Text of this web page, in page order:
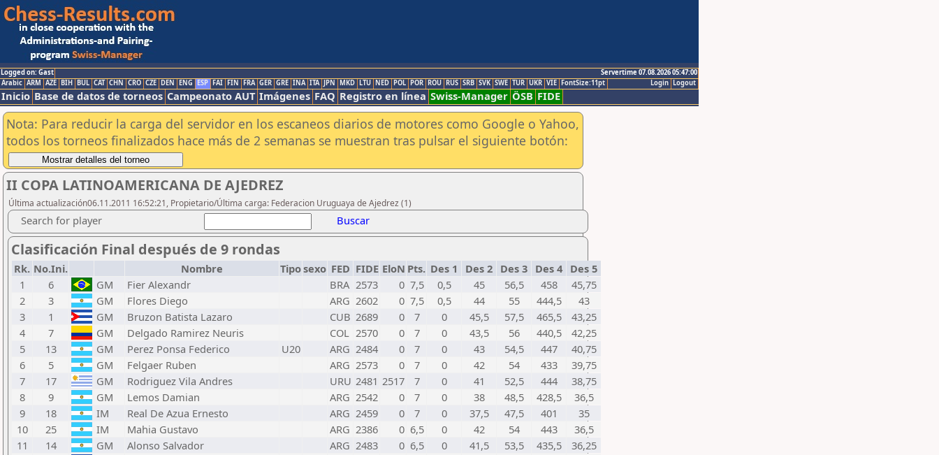
Logged on: Gast
Servertime 07.08.2026 05:47:00
Logout
Login
Arabic ARM AZE BIH BUL CAT CHN CRO CZE DEN ENG ESP FAI FIN FRA GER GRE INA ITA JPN MKD LTU NED POL POR ROU RUS SRB SVK SWE TUR UKR VIE FontSize:11pt
Inicio Base de datos de torneos Campeonato AUT Imágenes FAQ Registro en línea Swiss-Manager ÖSB FIDE
Nota: Para reducir la carga del servidor en los escaneos diarios de motores como Google o Yahoo,
todos los torneos finalizados hace más de 2 semanas se muestran tras pulsar el siguiente botón:
II COPA LATINOAMERICANA DE AJEDREZ
Última actualización06.11.2011 16:52:21, Propietario/Última carga: Federacion Uruguaya de Ajedrez (1)
Search for player Buscar
Clasificación Final después de 9 rondas
Rk. No.Ini. Nombre Tiposexo FED FIDE EloN Pts. Des 1 Des 2 Des 3 Des 4 Des 5
1
6 GM Fier Alexandr BRA 2573 0 7,5 0,5 45 56,5 458
45,75
2
3 GM Flores Diego ARG 2602 0 7,5 0,5 44 55 444,5
43
3
1 GM Bruzon Batista Lazaro CUB 2689 0 7 0 45,5 57,5 465,5
43,25
4
7 GM Delgado Ramirez Neuris COL 2570 0 7 0 43,5 56 440,5
42,25
5
13 GM Perez Ponsa Federico U20 ARG 2484 0 7 0 43 54,5 447
40,75
6
5 GM Felgaer Ruben ARG 2573 0 7 0 42 54 433
39,75
7
17 GM Rodriguez Vila Andres URU 2481 2517 7 0 41 52,5 444
38,75
8
9 GM Lemos Damian ARG 2542 0 7 0 38 48,5 428,5
36,5
9
18 IM Real De Azua Ernesto ARG 2459 0 7 0 37,5 47,5 401
35
10
25 IM Mahia Gustavo ARG 2386 0 6,5 0 42 54 443
36,5
11
14 GM Alonso Salvador ARG 2483 0 6,5 0 41,5 53,5 435,5
36,25